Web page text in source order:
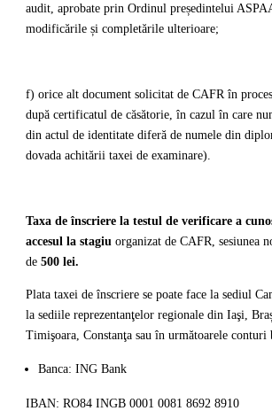
audit, aprobate prin Ordinul președintelui
modificările și completările ulterioare;
f) orice alt document solicitat de CAFR în
după certificatul de căsătorie, în cazul în care
din actul de identitate diferă de numele din
dovada achitării taxei de examinare).
Taxa de înscriere la testul de verificare a
accesul la stagiu organizat de CAFR, sesiunea
de 500 lei.
Plata taxei de înscriere se poate face la sediul
la sediile reprezentanţelor regionale din Iaşi,
Timişoara, Constanţa sau în următoarele conturi
Banca: ING Bank
IBAN: RO84 INGB 0001 0081 8692 8910